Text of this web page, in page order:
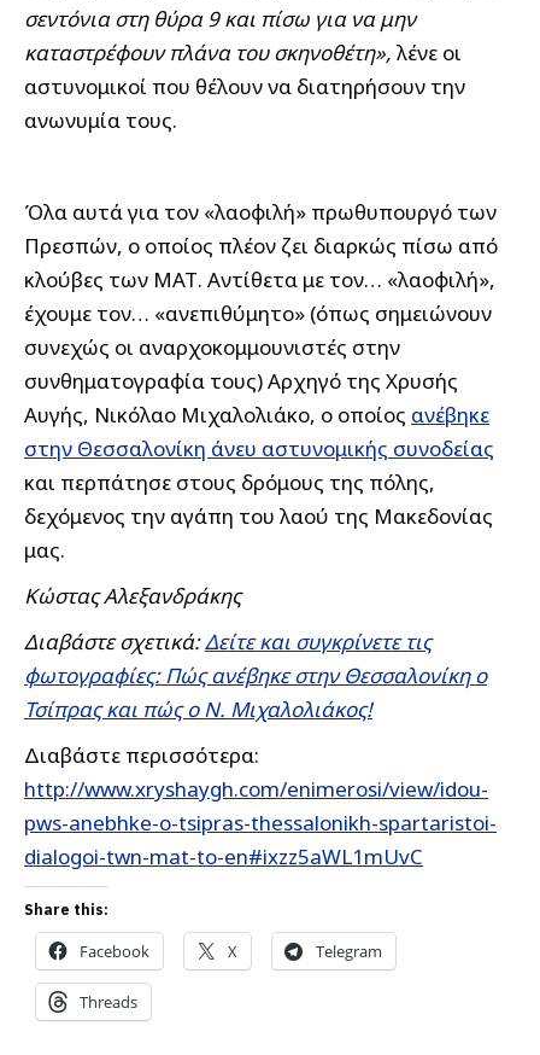
σεντόνια στη θύρα 9 και πίσω για να μην
καταστρέφουν πλάνα του σκηνοθέτη», λένε οι
αστυνομικοί που θέλουν να διατηρήσουν την
ανωνυμία τους.
Όλα αυτά για τον «λαοφιλή» πρωθυπουργό των
Πρεσπών, ο οποίος πλέον ζει διαρκώς πίσω από
κλούβες των ΜΑΤ. Αντίθετα με τον… «λαοφιλή»,
έχουμε τον… «ανεπιθύμητο» (όπως σημειώνουν
συνεχώς οι αναρχοκομμουνιστές στην
συνθηματογραφία τους) Αρχηγό της Χρυσής
Αυγής, Νικόλαο Μιχαλολιάκο, ο οποίος ανέβηκε
στην Θεσσαλονίκη άνευ αστυνομικής συνοδείας
και περπάτησε στους δρόμους της πόλης,
δεχόμενος την αγάπη του λαού της Μακεδονίας
μας.
Κώστας Αλεξανδράκης
Διαβάστε σχετικά:Δείτε και συγκρίνετε τις
φωτογραφίες: Πώς ανέβηκε στην Θεσσαλονίκη ο
Τσίπρας και πώς ο Ν. Μιχαλολιάκος!
Διαβάστε περισσότερα:
http://www.xryshaygh.com/enimerosi/view/idou-
pws-anebhke-o-tsipras-thessalonikh-spartaristoi-
dialogoi-twn-mat-to-en#ixzz5aWL1mUvC
Share this:
Facebook X Telegram
Threads